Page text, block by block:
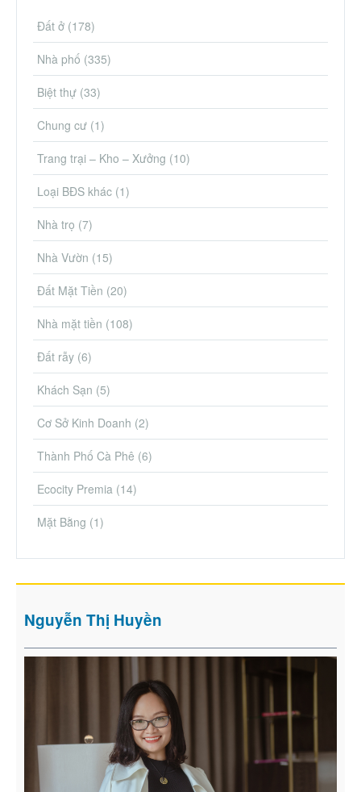
Đất ở (178)
Nhà phố (335)
Biệt thự (33)
Chung cư (1)
Trang trại – Kho – Xưởng (10)
Loại BĐS khác (1)
Nhà trọ (7)
Nhà Vườn (15)
Đất Mặt Tiền (20)
Nhà mặt tiền (108)
Đất rẫy (6)
Khách Sạn (5)
Cơ Sở Kinh Doanh (2)
Thành Phố Cà Phê (6)
Ecocity Premia (14)
Mặt Bằng (1)
Nguyễn Thị Huyền